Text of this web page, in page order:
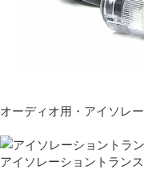
オーディオ用・アイソレ
アイソレーショントラン